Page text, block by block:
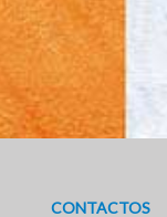
CONTACTOS